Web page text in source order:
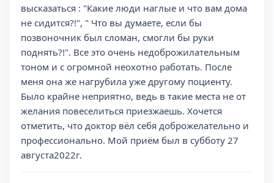
высказаться : "Какие люди наглые и что вам дома
не сидится?!", " Что вы думаете, если бы
позвоночник был сломан, смогли бы руки
поднять?!". Все это очень недоброжилательным
тоном и с огромной неохотно работать. После
меня она же нагрубила уже другому поциенту.
Было крайне неприятно, ведь в такие места не от
желания повеселиться приезжаешь. Хочется
отметить, что доктор вёл себя доброжелательно и
профессионально. Мой приём был в субботу 27
августа2022г.